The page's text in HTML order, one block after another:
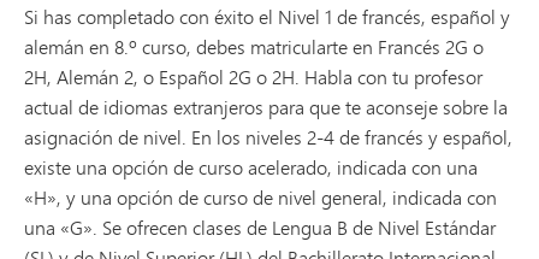
Si has completado con éxito el Nivel 1 de francés, español y
alemán en 8.º curso, debes matricularte en Francés 2G o
2H, Alemán 2, o Español 2G o 2H. Habla con tu profesor
actual de idiomas extranjeros para que te aconseje sobre la
asignación de nivel. En los niveles 2-4 de francés y español,
existe una opción de curso acelerado, indicada con una
«H», y una opción de curso de nivel general, indicada con
una «G». Se ofrecen clases de Lengua B de Nivel Estándar